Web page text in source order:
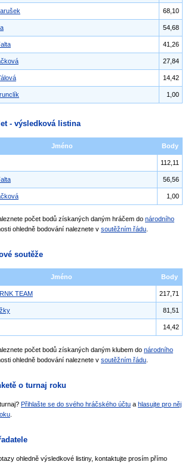
68,10
54,68
41,26
27,84
14,42
1,00
- výsledková listina
Jméno Body
112,11
56,56
1,00
počet bodů získaných daným hráčem do národního
ohledně bodování naleznete v soutěžním řádu
soutěže
Jméno Body
TEAM 217,71
81,51
14,42
počet bodů získaných daným klubem do národního
ohledně bodování naleznete v soutěžním řádu
o turnaj roku
Přihlašte se do svého hráčského účtu a hlasujte pro něj
ohledně výsledkové listiny, kontaktujte prosím přímo